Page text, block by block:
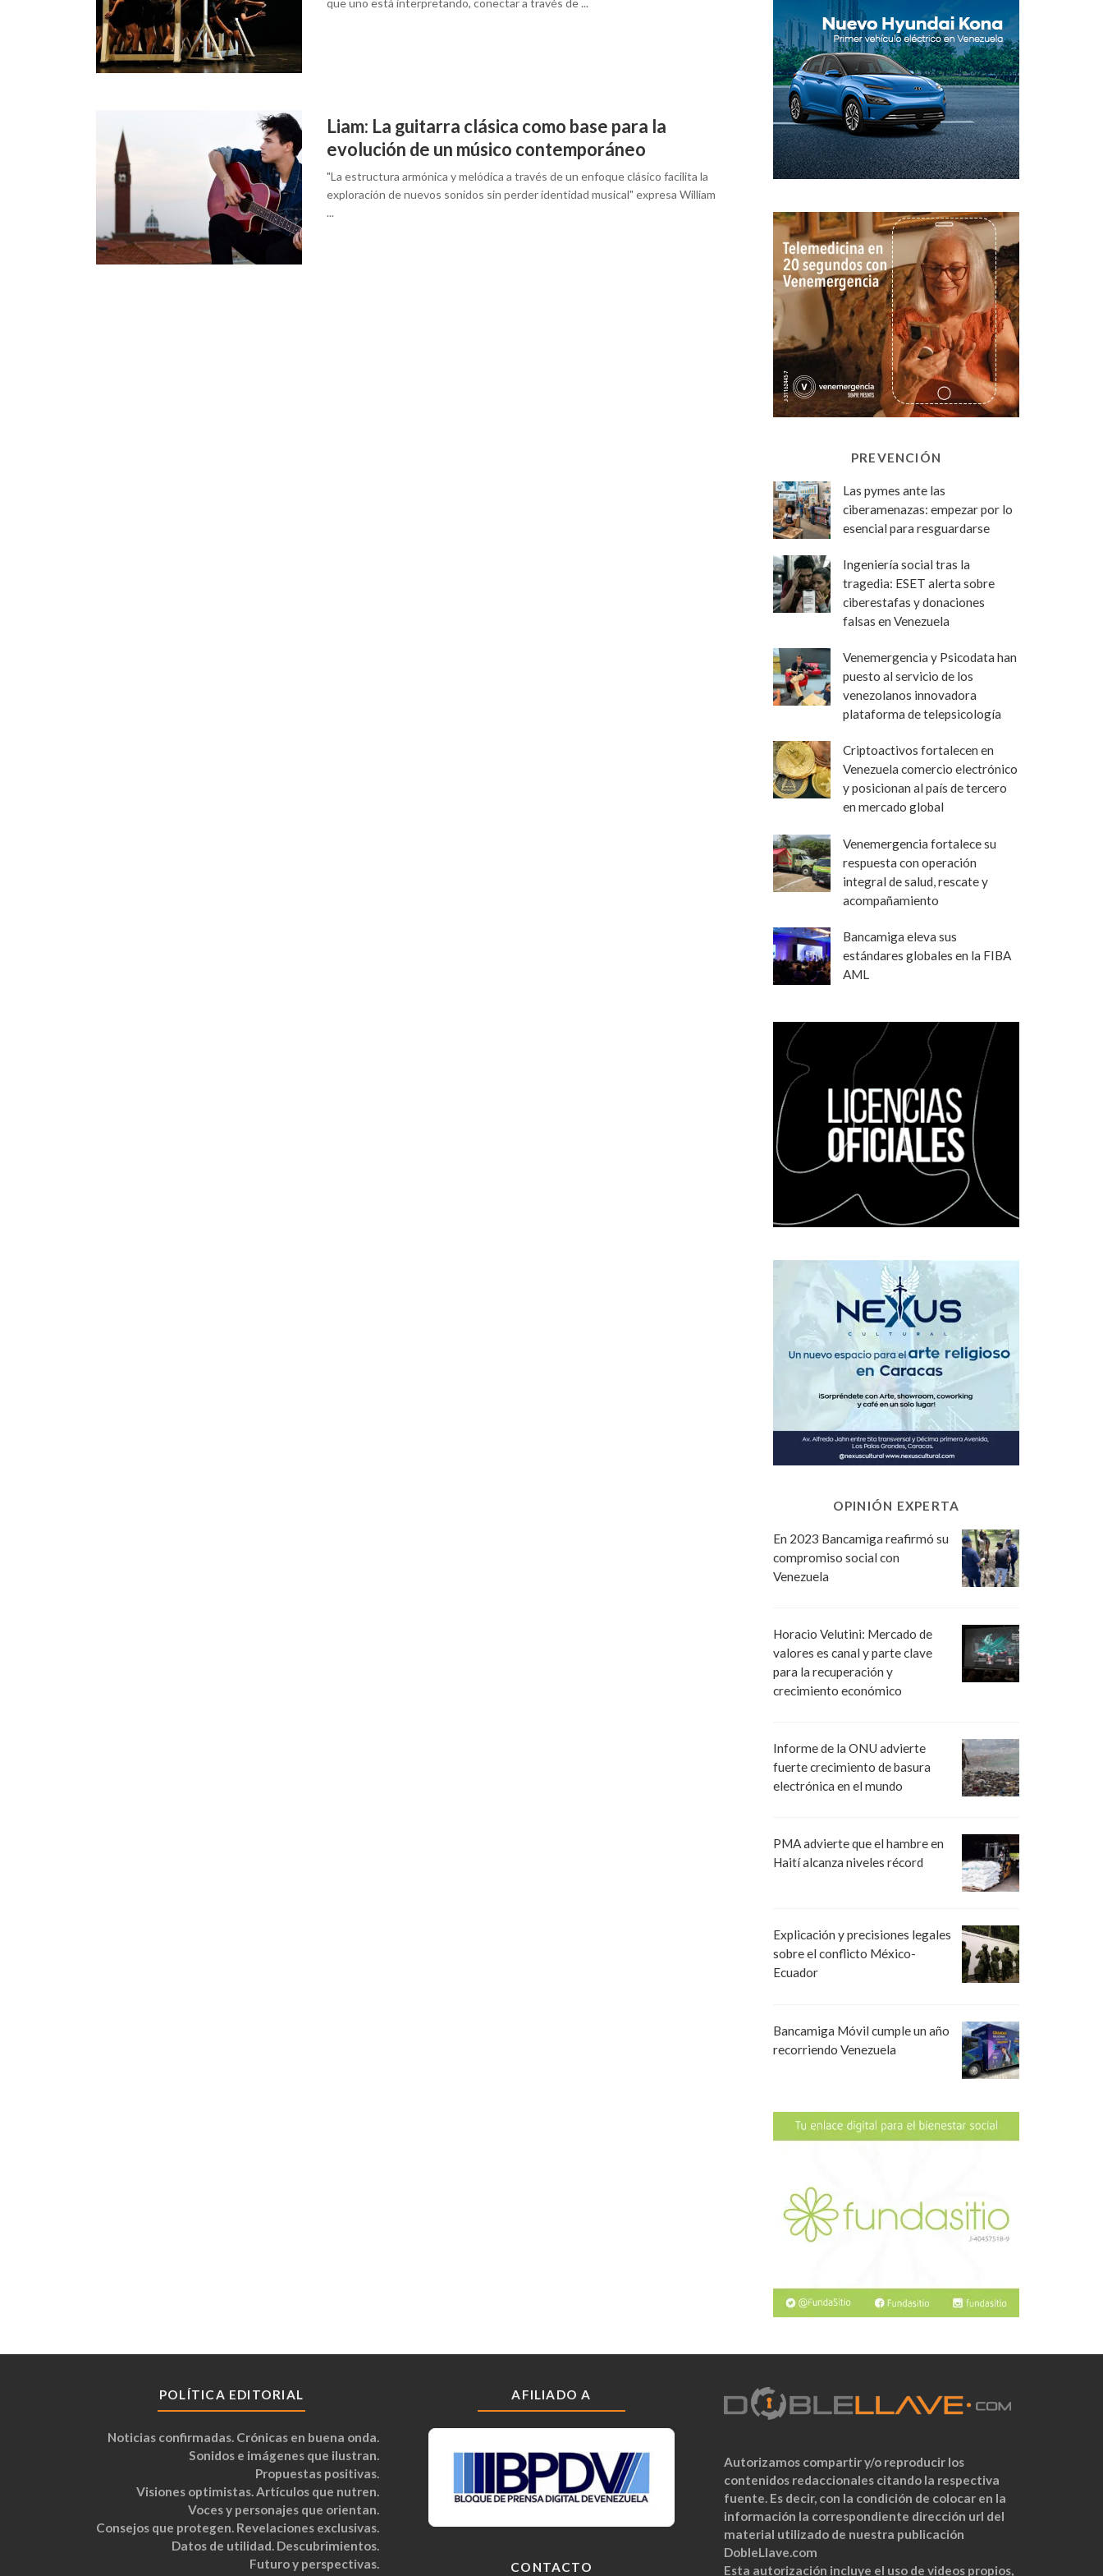
que uno está interpretando, conectar a través de ...
Liam: La guitarra clásica como base para la
evolución de un músico contemporáneo
"La estructura armónica y melódica a través de un enfoque clásico facilita la
exploración de nuevos sonidos sin perder identidad musical" expresa William
...
PREVENCIÓN
Las pymes ante las
ciberamenazas: empezar por lo
esencial para resguardarse
Ingeniería social tras la
tragedia: ESET alerta sobre
ciberestafas y donaciones
falsas en Venezuela
Venemergencia y Psicodata han
puesto al servicio de los
venezolanos innovadora
plataforma de telepsicología
Criptoactivos fortalecen en
Venezuela comercio electrónico
y posicionan al país de tercero
en mercado global
Venemergencia fortalece su
respuesta con operación
integral de salud, rescate y
acompañamiento
Bancamiga eleva sus
estándares globales en la FIBA
AML
OPINIÓN EXPERTA
En 2023 Bancamiga reafirmó su
compromiso social con
Venezuela
Horacio Velutini: Mercado de
valores es canal y parte clave
para la recuperación y
crecimiento económico
Informe de la ONU advierte
fuerte crecimiento de basura
electrónica en el mundo
PMA advierte que el hambre en
Haití alcanza niveles récord
Explicación y precisiones legales
sobre el conflicto México-
Ecuador
Bancamiga Móvil cumple un año
recorriendo Venezuela
POLÍTICA EDITORIAL
Noticias confirmadas. Crónicas en buena onda.
Sonidos e imágenes que ilustran.
Propuestas positivas.
Visiones optimistas. Artículos que nutren.
Voces y personajes que orientan.
Consejos que protegen. Revelaciones exclusivas.
Datos de utilidad. Descubrimientos.
Futuro y perspectivas.
AFILIADO A
CONTACTO
Autorizamos compartir y/o reproducir los
contenidos redaccionales citando la respectiva
fuente. Es decir, con la condición de colocar en la
información la correspondiente dirección url del
material utilizado de nuestra publicación
DobleLlave.com
Esta autorización incluye el uso de videos propios,